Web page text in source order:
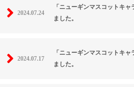
2024.07.24
「ニューギンマスコットキ
ました。
2024.07.17
「ニューギンマスコットキ
ました。